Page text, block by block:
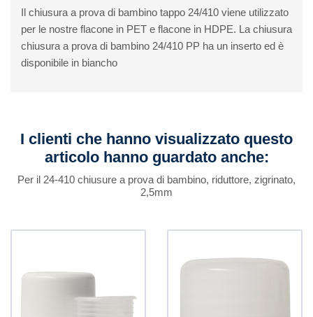
Il chiusura a prova di bambino tappo 24/410 viene utilizzato
per le nostre flacone in PET e flacone in HDPE. La chiusura
chiusura a prova di bambino 24/410 PP ha un inserto ed è
disponibile in biancho
I clienti che hanno visualizzato questo
articolo hanno guardato anche:
Per il 24-410 chiusure a prova di bambino, riduttore, zigrinato,
2,5mm